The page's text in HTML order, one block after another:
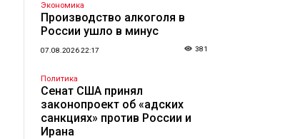
Экономика
Производство алкоголя в
России ушло в минус
07.08.2026 22:17 381
Политика
Сенат США принял
законопроект об «адских
санкциях» против России и
Ирана